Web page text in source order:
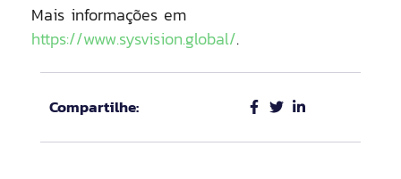
Mais informações em
https://www.sysvision.global/.
Compartilhe: